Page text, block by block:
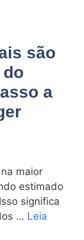
são
a
maior
estimado
significa
… Leia